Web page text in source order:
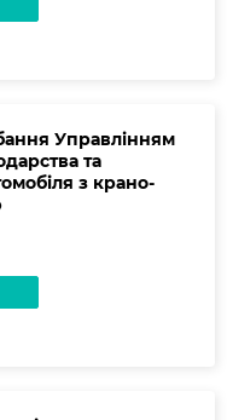
Управлінням
та
з крано-